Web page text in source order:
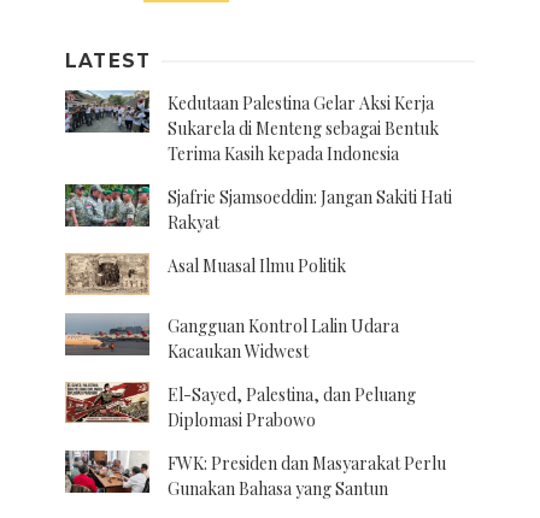
LATEST
Kedutaan Palestina Gelar Aksi Kerja
Sukarela di Menteng sebagai Bentuk
Terima Kasih kepada Indonesia
Sjafrie Sjamsoeddin: Jangan Sakiti Hati
Rakyat
Asal Muasal Ilmu Politik
Gangguan Kontrol Lalin Udara
Kacaukan Widwest
El-Sayed, Palestina, dan Peluang
Diplomasi Prabowo
FWK: Presiden dan Masyarakat Perlu
Gunakan Bahasa yang Santun